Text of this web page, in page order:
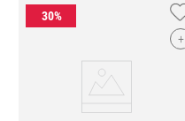
+